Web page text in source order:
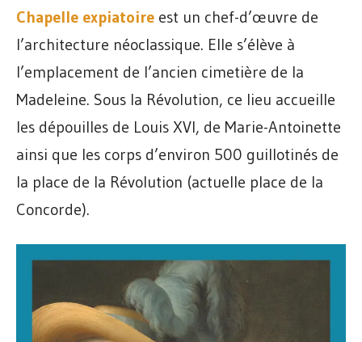
Chapelle expiatoire est un chef-d’œuvre de
l’architecture néoclassique. Elle s’élève à
l’emplacement de l’ancien cimetière de la
Madeleine. Sous la Révolution, ce lieu accueille
les dépouilles de Louis XVI, de Marie-Antoinette
ainsi que les corps d’environ 500 guillotinés de
la place de la Révolution (actuelle place de la
Concorde).